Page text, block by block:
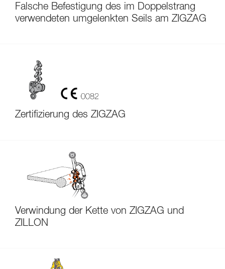
Falsche Befestigung des im Doppelstrang
verwendeten umgelenkten Seils am ZIGZAG
Zertifizierung des ZIGZAG
Verwindung der Kette von ZIGZAG und
ZILLON